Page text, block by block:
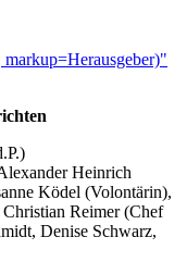
Heinrich
Ködel (Volontärin),
Reimer (Chef
Denise Schwarz,